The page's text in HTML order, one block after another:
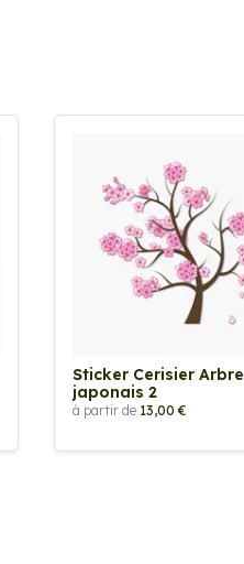
Sticker Cerisier Arbre
japonais 2
à partir de 13,00 €